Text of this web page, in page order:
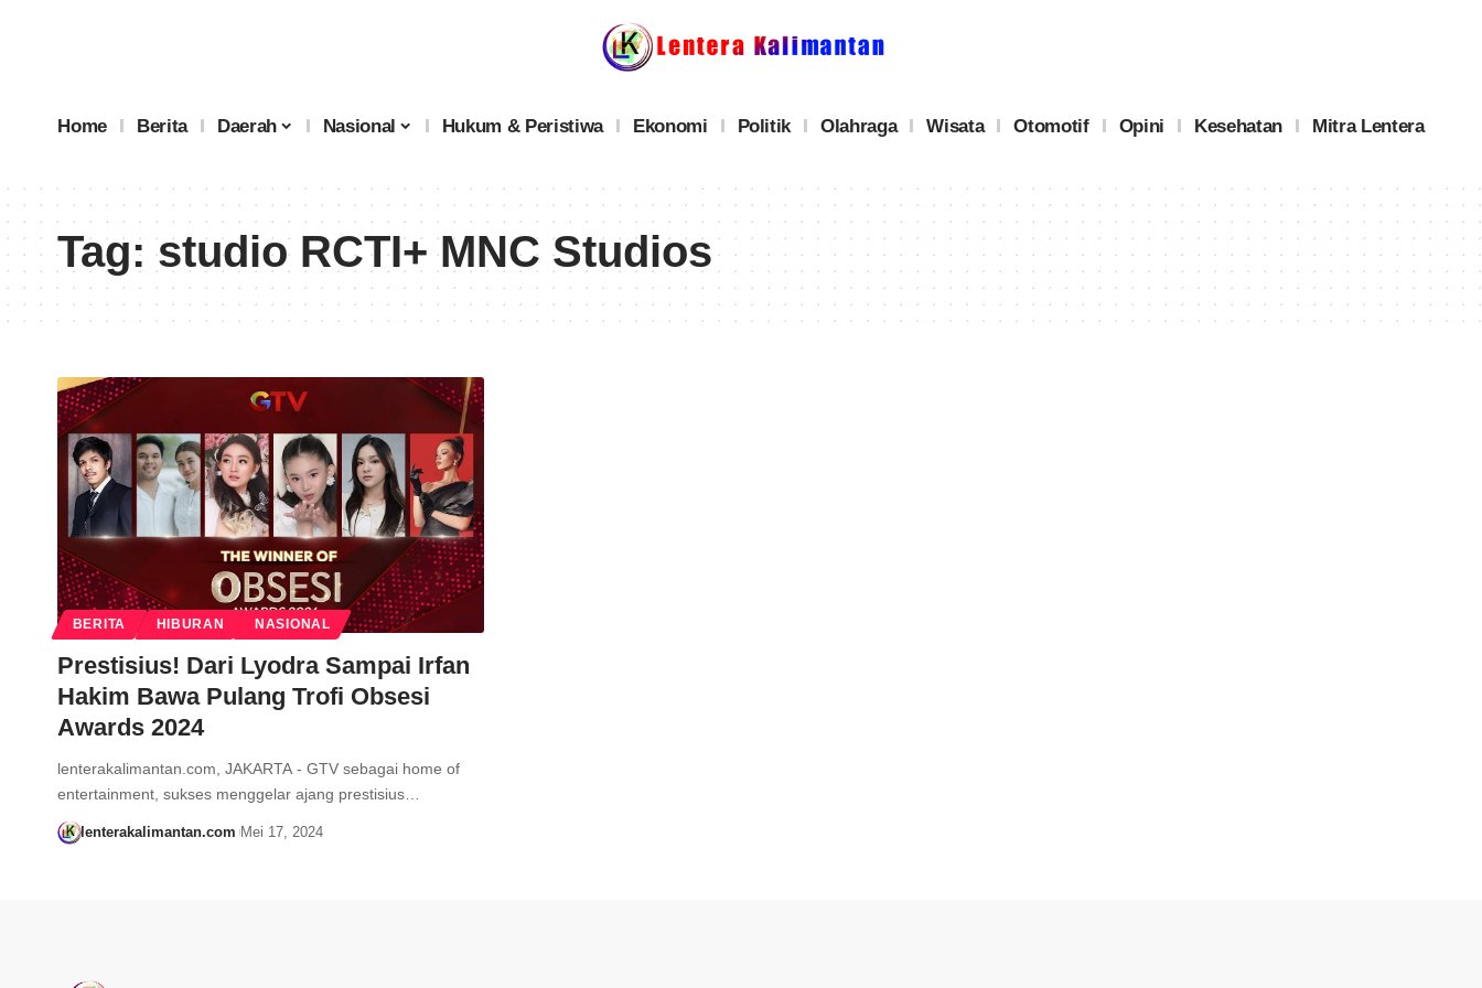
Home Berita Daerah Nasional Hukum & Peristiwa Ekonomi Politik Olahraga Wisata Otomotif Opini Kesehatan Mitra Lentera
Tag:studio RCTI+ MNC Studios
BERITA HIBURAN NASIONAL
Prestisius! Dari Lyodra Sampai Irfan
Hakim Bawa Pulang Trofi Obsesi
Awards 2024
lenterakalimantan.com, JAKARTA - GTV sebagai home of
entertainment, sukses menggelar ajang prestisius…
lenterakalimantan.com Mei 17, 2024